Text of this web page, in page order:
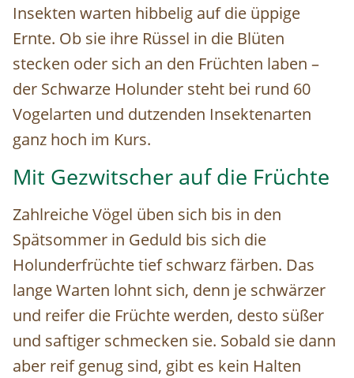
Insekten warten hibbelig auf die üppige
Ernte. Ob sie ihre Rüssel in die Blüten
stecken oder sich an den Früchten laben –
der Schwarze Holunder steht bei rund 60
Vogelarten und dutzenden Insektenarten
ganz hoch im Kurs.
Mit Gezwitscher auf die Früchte
Zahlreiche Vögel üben sich bis in den
Spätsommer in Geduld bis sich die
Holunderfrüchte tief schwarz färben. Das
lange Warten lohnt sich, denn je schwärzer
und reifer die Früchte werden, desto süßer
und saftiger schmecken sie. Sobald sie dann
aber reif genug sind, gibt es kein Halten